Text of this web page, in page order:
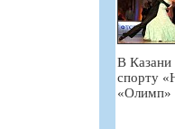
В Казани
спорту
«Олимп»